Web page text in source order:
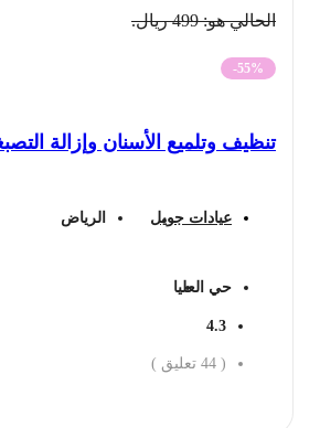
الحالي هو: 499 ريال.
-55%
تنظيف وتلميع الأسنان وإزالة التصبغات
عيادات جويل الرياض
حي العليا
4.3
44 تعليق )